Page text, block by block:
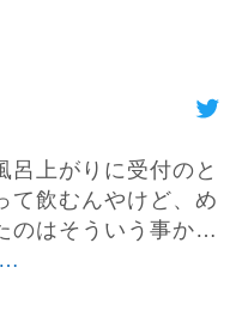
呂上がりに受付のと
て飲むんやけど、め
…